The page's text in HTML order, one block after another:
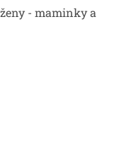
- maminky a